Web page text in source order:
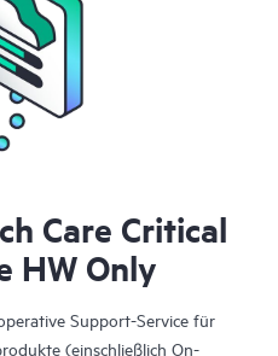
Care Critical
HW Only
Support-Service für
(einschließlich On-